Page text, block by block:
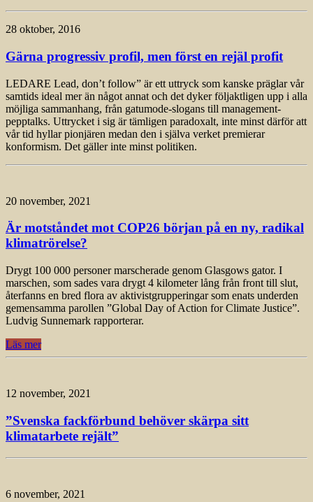
28 oktober, 2016
Gärna progressiv profil, men först en rejäl profit
LEDARE Lead, don’t follow” är ett uttryck som kanske präglar vår
samtids ideal mer än något annat och det dyker följaktligen upp i alla
möjliga sammanhang, från gatumode-slogans till management-
pepptalks. Uttrycket i sig är tämligen paradoxalt, inte minst därför att
vår tid hyllar pionjären medan den i själva verket premierar
konformism. Det gäller inte minst politiken.
20 november, 2021
Är motståndet mot COP26 början på en ny, radikal
klimatrörelse?
Drygt 100 000 personer marscherade genom Glasgows gator. I
marschen, som sades vara drygt 4 kilometer lång från front till slut,
återfanns en bred flora av aktivistgrupperingar som enats underden
gemensamma parollen ”Global Day of Action for Climate Justice”.
Ludvig Sunnemark rapporterar.
Läs mer
12 november, 2021
”Svenska fackförbund behöver skärpa sitt
klimatarbete rejält”
6 november, 2021